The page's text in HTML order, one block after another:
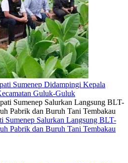
Sumenep Didampingi Kepala
Guluk-Guluk
Sumenep Salurkan Langsung BLT-
Pabrik dan Buruh Tani Tembakau